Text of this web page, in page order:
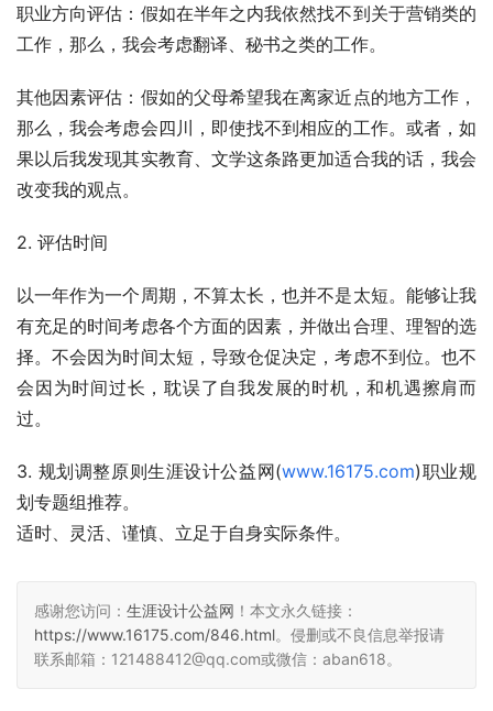
职业方向评估：假如在半年之内我依然找不到关于营销类的
工作，那么，我会考虑翻译、秘书之类的工作。
其他因素评估：假如的父母希望我在离家近点的地方工作，
那么，我会考虑会四川，即使找不到相应的工作。或者，如
果以后我发现其实教育、文学这条路更加适合我的话，我会
改变我的观点。
2. 评估时间
以一年作为一个周期，不算太长，也并不是太短。能够让我
有充足的时间考虑各个方面的因素，并做出合理、理智的选
择。不会因为时间太短，导致仓促决定，考虑不到位。也不
会因为时间过长，耽误了自我发展的时机，和机遇擦肩而
过。
3. 规划调整原则生涯设计公益网(www.16175.com)职业规
划专题组推荐。
适时、灵活、谨慎、立足于自身实际条件。
感谢您访问： 生涯设计公益网 ！本文永久链接：
https://www.16175.com/846.html。侵删或不良信息举报请
联系邮箱：121488412@qq.com或微信：aban618。